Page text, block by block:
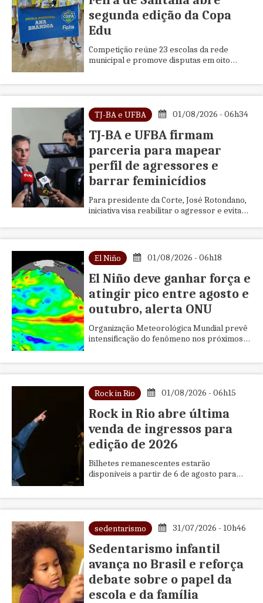
segunda edição da Copa
Edu
Competição reúne 23 escolas da rede
municipal e promove disputas em oito
TJ-BA e UFBA 01/08/2026 - 06h34
TJ-BA e UFBA firmam
parceria para mapear
perfil de agressores e
barrar feminicídios
Para presidente da Corte, José Rotondano,
iniciativa visa reabilitar o agressor e evitar
El Niño 01/08/2026 - 06h18
El Niño deve ganhar força e
atingir pico entre agosto e
outubro, alerta ONU
Organização Meteorológica Mundial prevê
intensificação do fenômeno nos próximos
Rock in Rio 01/08/2026 - 06h15
Rock in Rio abre última
venda de ingressos para
edição de 2026
Bilhetes remanescentes estarão
disponíveis a partir de 6 de agosto para
sedentarismo 31/07/2026 - 10h46
Sedentarismo infantil
avança no Brasil e reforça
debate sobre o papel da
escola e da família